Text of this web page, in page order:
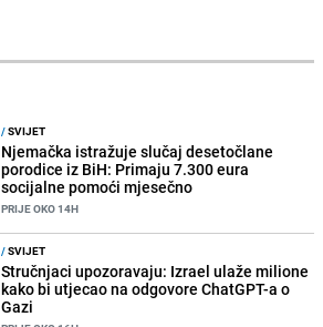
/SVIJET
Njemačka istražuje slučaj desetočlane
porodice iz BiH: Primaju 7.300 eura
socijalne pomoći mjesečno
PRIJE OKO 14H
/SVIJET
Stručnjaci upozoravaju: Izrael ulaže milione
kako bi utjecao na odgovore ChatGPT-a o
Gazi